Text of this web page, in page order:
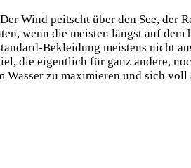
Wind peitscht über den See, der
wenn die meis­ten längst auf
Beklei­dung meis­tens nicht
die eigent­lich für ganz ande­re,
zu maxi­mie­ren und sich